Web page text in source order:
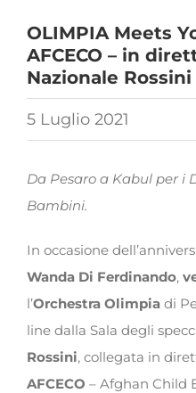
OLIMPIA Meets
AFCECO – in
Nazionale Rossini
5 Luglio 2021
Da Pesaro a Kabul per i
Bambini.
In occasione
Wanda Di Ferdinando,
l’Orchestra Olimpia di
line dalla Sala degli
Rossini, collegata in
AFCECO – Afghan Child